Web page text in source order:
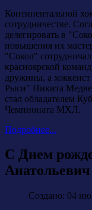
Континентальной
сотрудничестве.
делегировать в
повышения их
"Сокол"
красноярской
дружины, а
Рыси" Никита
стал обладателем
Чемпионата МХЛ.
Подробнее...
С Днем
Анатольевич
Создано: 04